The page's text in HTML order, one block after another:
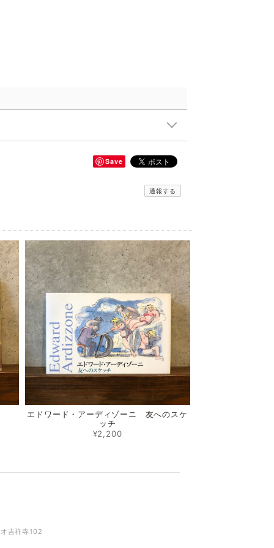
Save
通報する
エドワード・アーディゾーニ 友へのスケ
ッチ
¥2,200
吉祥寺102